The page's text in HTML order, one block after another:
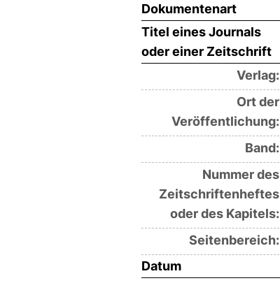
Dokumentenart
Titel eines Journals
oder einer Zeitschrift
Verlag:
Ort der
Veröffentlichung:
Band:
Nummer des
Zeitschriftenheftes
oder des Kapitels:
Seitenbereich:
Datum